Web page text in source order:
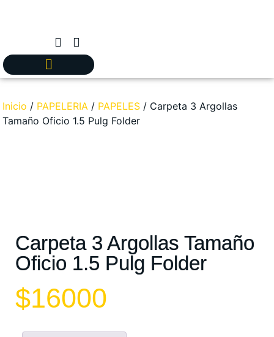
Inicio / PAPELERIA / PAPELES / Carpeta 3 Argollas
Tamaño Oficio 1.5 Pulg Folder
Carpeta 3 Argollas Tamaño
Oficio 1.5 Pulg Folder
$16000